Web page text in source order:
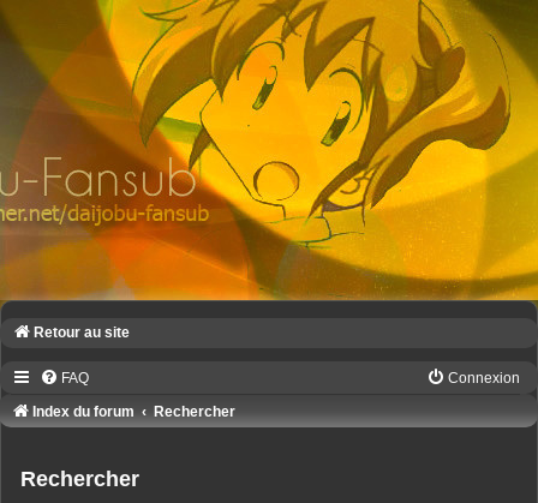
Retour au site
FAQ
Connexion
Index du forum
Rechercher
Rechercher